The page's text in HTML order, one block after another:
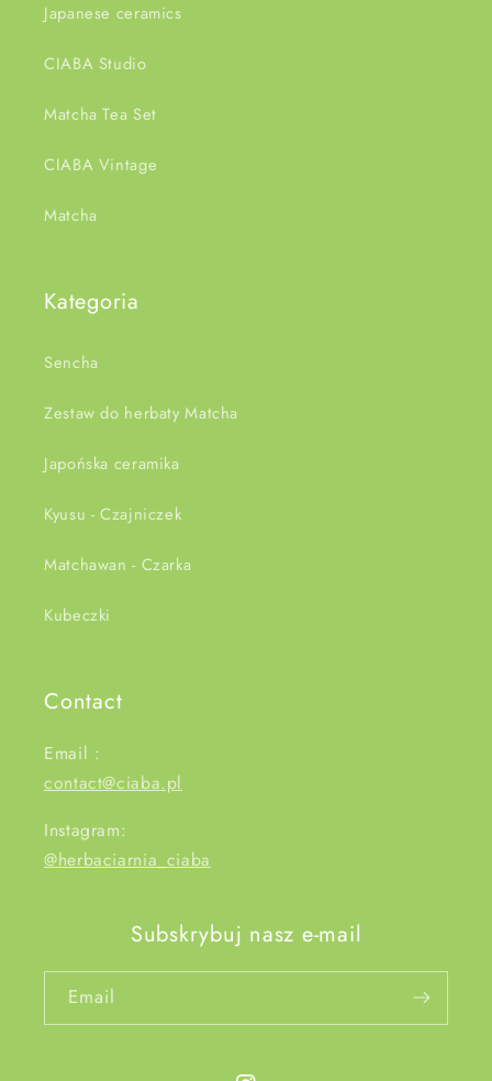
Japanese ceramics
CIABA Studio
Matcha Tea Set
CIABA Vintage
Matcha
Kategoria
Sencha
Zestaw do herbaty Matcha
Japońska ceramika
Kyusu - Czajniczek
Matchawan - Czarka
Kubeczki
Contact
Email :
contact@ciaba.pl
Instagram:
@herbaciarnia_ciaba
Subskrybuj nasz e-mail
Email